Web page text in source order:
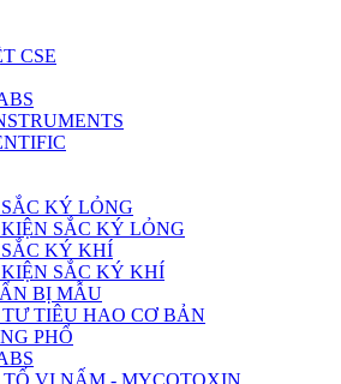
CSE
KÝ LỎNG
SẮC KÝ LỎNG
KÝ KHÍ
SẮC KÝ KHÍ
BỊ MẪU
TIÊU HAO CƠ BẢN
PHỔ
VI NẤM - MYCOTOXIN